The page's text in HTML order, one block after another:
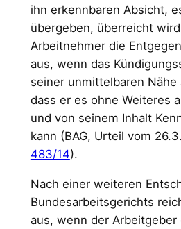
ihn erkennbaren Absicht,
übergeben, überreicht
Arbeitnehmer die
aus, wenn das
seiner unmittelbaren
dass er es ohne Weiteres
und von seinem Inhalt
kann (BAG, Urteil vom
483/14).
Nach einer weiteren
Bundesarbeitsgerichts
aus, wenn der Arbeitgeber